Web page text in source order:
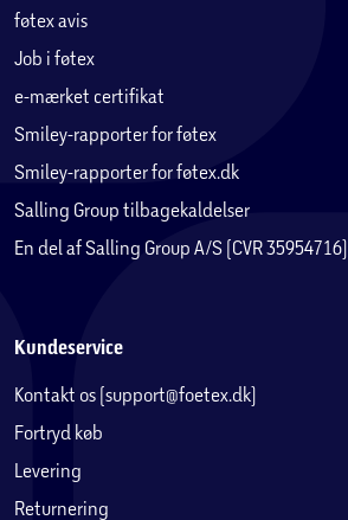
føtex avis
Job i føtex
e-mærket certifikat
Smiley-rapporter for føtex
Smiley-rapporter for føtex.dk
Salling Group tilbagekaldelser
En del af Salling Group A/S (CVR 35954716)
Kundeservice
Kontakt os (support@foetex.dk)
Fortryd køb
Levering
Returnering